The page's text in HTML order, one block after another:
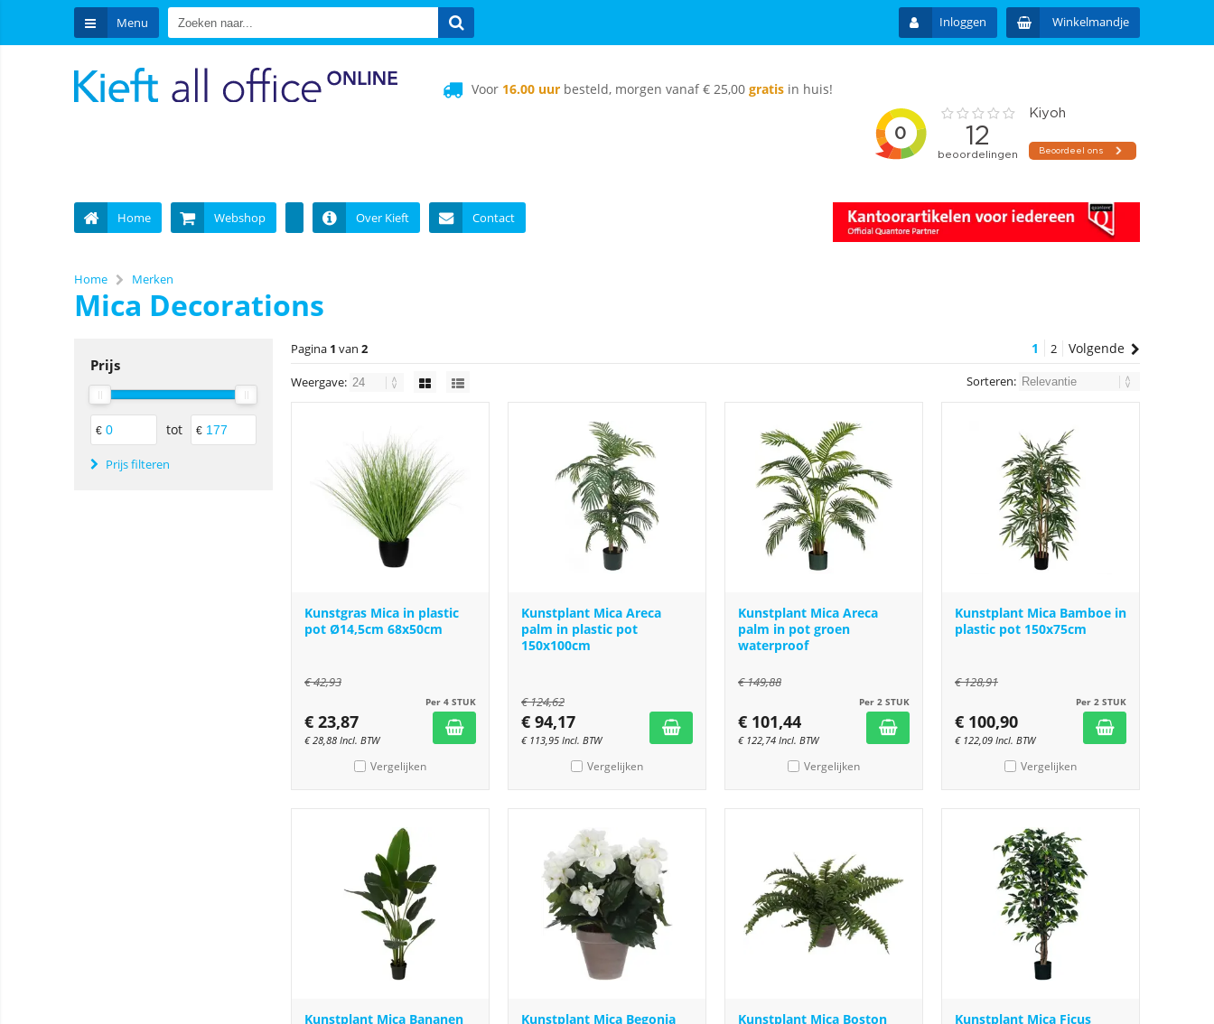
Menu Inloggen Winkelmandje
Voor 16.00 uur besteld, morgen vanaf € 25,00 gratis in huis!
Home Webshop Over Kieft Contact
Home Merken
Mica Decorations
Prijs
€ tot €
Prijs filteren
Pagina 1 van 2 1 2 Volgende
Weergave: Sorteren:
Kunstgras Mica in plastic
pot Ø14,5cm 68x50cm
€42,93
Per 4 STUK
€ 23,87
€28,88 Incl. BTW
Vergelijken
Kunstplant Mica Areca
palm in plastic pot
150x100cm
€124,62
€ 94,17
€ 113,95 Incl. BTW
Vergelijken
Kunstplant Mica Areca
palm in pot groen
waterproof
€149,88
Per 2 STUK
€ 101,44
€ 122,74 Incl. BTW
Vergelijken
Kunstplant Mica Bamboe in
plastic pot 150x75cm
€128,91
Per 2 STUK
€ 100,90
€ 122,09 Incl. BTW
Vergelijken
Kunstplant Mica Bananen
Kunstplant Mica Begonia
Kunstplant Mica Boston
Kunstplant Mica Ficus